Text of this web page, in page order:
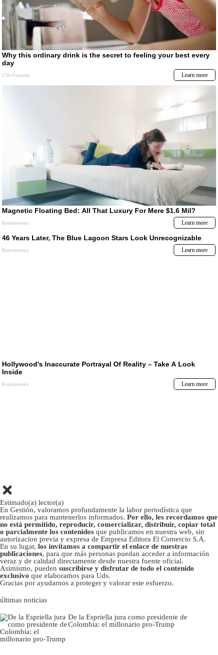
Estimado(a) lector(a)
En Gestión, valoramos profundamente la labor periodística que
realizamos para mantenerlos informados. Por ello, les recordamos que
no está permitido, reproducir, comercializar, distribuir, copiar total
o parcialmente los contenidos que publicamos en nuestra web, sin
autorizacion previa y expresa de Empresa Editora El Comercio S.A.
En su lugar, los invitamos a compartir el enlace de nuestras
publicaciones, para que más personas puedan acceder a información
veraz y de calidad directamente desde nuestra fuente oficial.
Asimismo, pueden suscribirse y disfrutar de todo el contenido
exclusivo que elaboramos para Uds.
Gracias por ayudarnos a proteger y valorar este esfuerzo.
últimas noticias
De la Espriella jura como presidente de
Colombia: el millonario pro-Trump